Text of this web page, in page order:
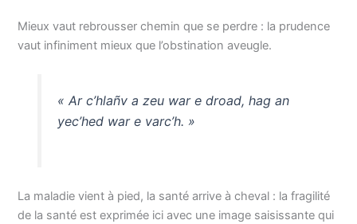
Mieux vaut rebrousser chemin que se perdre : la prudence
vaut infiniment mieux que l’obstination aveugle.
« Ar c’hlañv a zeu war e droad, hag an
yec’hed war e varc’h. »
La maladie vient à pied, la santé arrive à cheval : la fragilité
de la santé est exprimée ici avec une image saisissante qui